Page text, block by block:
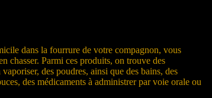
dans la fourrure de votre compagnon, vous
chasser. Parmi ces produits, on trouve des
des poudres, ainsi que des bains, des
des médicaments à administrer par voie orale ou